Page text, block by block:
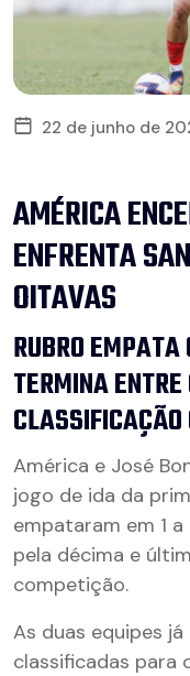
22 de junho de
AMÉRICA
ENFRENTA
OITAVAS
RUBRO EMPATA
TERMINA
América e José
jogo de ida da
empataram em 1 a
pela décima e
competição.
As duas equipes
classificadas para